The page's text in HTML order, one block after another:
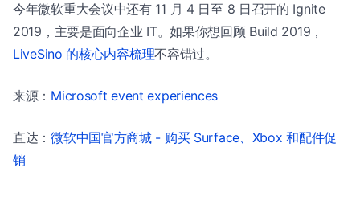
今年微软重大会议中还有 11 月 4 日至 8 日召开的 Ignite
2019，主要是面向企业 IT。如果你想回顾 Build 2019，
LiveSino 的核心内容梳理不容错过。
来源： Microsoft event experiences
直达：微软中国官方商城 - 购买 Surface、Xbox 和配件促
销